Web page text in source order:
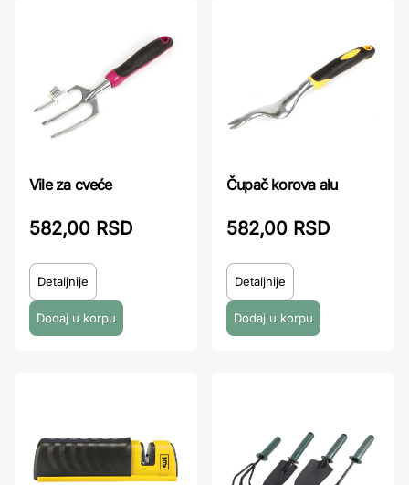
Vile za cveće
582,00 RSD
Detaljnije
Čupač korova alu
582,00 RSD
Detaljnije